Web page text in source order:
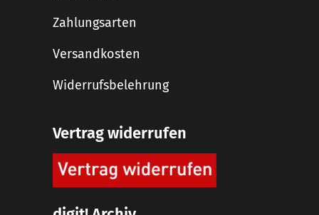
Zahlungsarten
Versandkosten
Widerrufsbelehrung
Vertrag widerrufen